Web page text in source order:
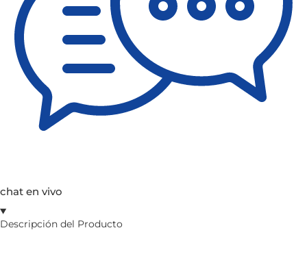
chat en vivo
Descripción del Producto